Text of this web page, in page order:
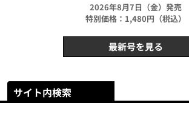
2026年8月7日（金）発売
特別価格：1,480円（税込）
最新号を見る
サイト内検索